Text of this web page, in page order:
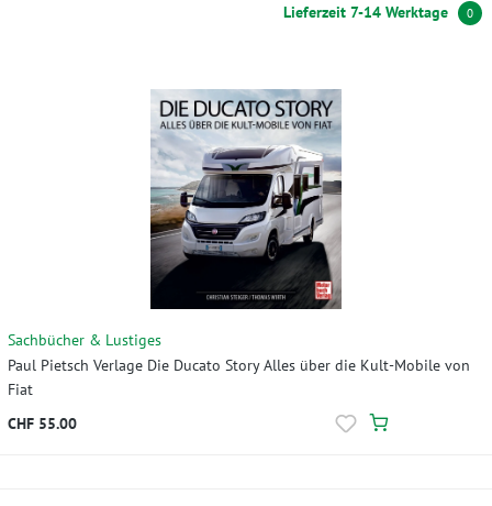
Lieferzeit 7-14 Werktage 0
Sachbücher & Lustiges
Paul Pietsch Verlage Die Ducato Story Alles über die Kult-Mobile von
Fiat
CHF 55.00